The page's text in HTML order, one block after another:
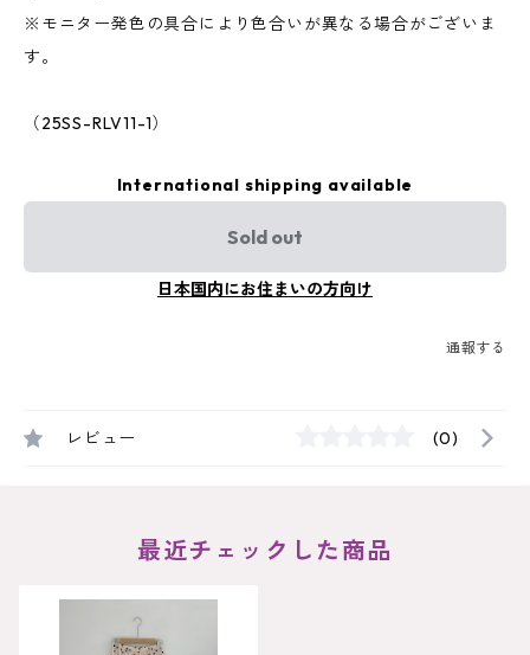
※モニター発色の具合により色合いが異なる場合がございま
す。
（25SS-RLV11-1）
International shipping available
Sold out
日本国内にお住まいの方向け
通報する
レビュー (0)
最近チェックした商品